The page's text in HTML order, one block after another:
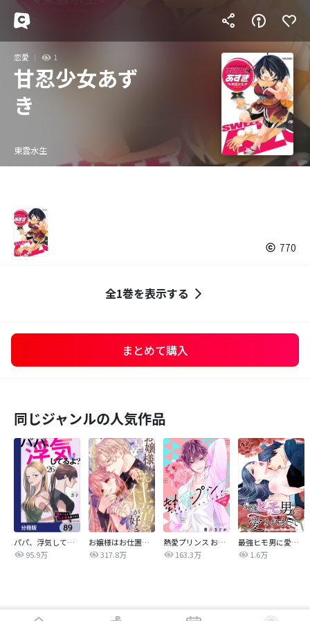
恋愛 1
甘忍少女あず
き
東雲水生
770
全1巻を表示する
まとめて購入
同じジャンルの人気作品
パパ、浮気してるよ？娘と二人でクズ夫を捨てます【分冊版】
95.9万
お嬢様はお仕置きが好き
317.8万
熱愛プリンス お兄ちゃんはキミが好き
163.3万
最強ヒモ男に愛されまして
1.6万